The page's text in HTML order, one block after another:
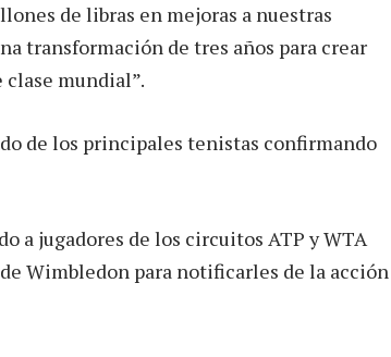
de libras en mejoras a nuestras
transformación de tres años para crear
mundial”.
de los principales tenistas confirmando
a jugadores de los circuitos ATP y WTA
Wimbledon para notificarles de la acción